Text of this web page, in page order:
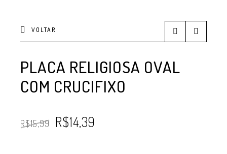
VOLTAR
PLACA RELIGIOSA OVAL
COM CRUCIFIXO
R$15,99 R$14,39